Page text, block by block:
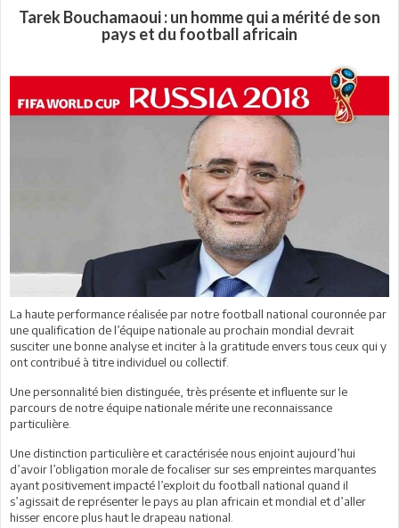
Tarek Bouchamaoui : un homme qui a mérité de son
pays et du football africain
La haute performance réalisée par notre football national couronnée par
une qualification de l’équipe nationale au prochain mondial devrait
susciter une bonne analyse et inciter à la gratitude envers tous ceux qui y
ont contribué à titre individuel ou collectif.
Une personnalité bien distinguée, très présente et influente sur le
parcours de notre équipe nationale mérite une reconnaissance
particulière.
Une distinction particulière et caractérisée nous enjoint aujourd’hui
d’avoir l’obligation morale de focaliser sur ses empreintes marquantes
ayant positivement impacté l’exploit du football national quand il
s’agissait de représenter le pays au plan africain et mondial et d’aller
hisser encore plus haut le drapeau national.